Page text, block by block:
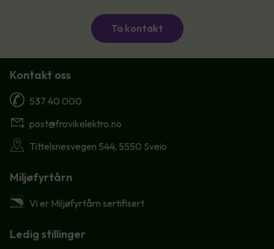
Ta kontakt
Kontakt oss
537 40 000
post@frovikelektro.no
Tittelsnesvegen 544, 5550 Sveio
Miljøfyrtårn
Vi er Miljøfyrtårn sertifisert
Ledig stillinger